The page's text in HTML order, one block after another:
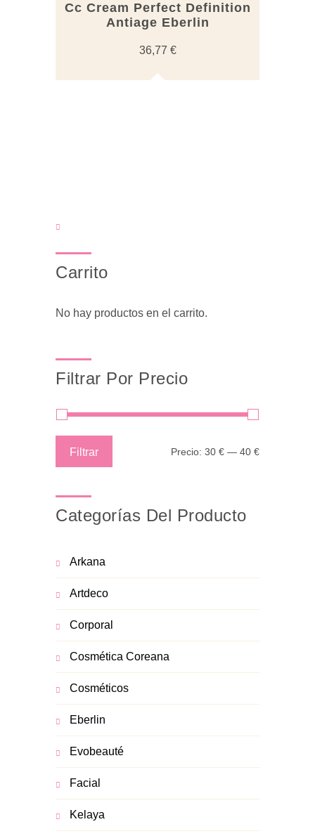
Cc Cream Perfect Definition
Antiage Eberlin
36,77 €
Carrito
No hay productos en el carrito.
Filtrar Por Precio
Filtrar Precio: 30 € — 40 €
Categorías Del Producto
Arkana
Artdeco
Corporal
Cosmética Coreana
Cosméticos
Eberlin
Evobeauté
Facial
Kelaya